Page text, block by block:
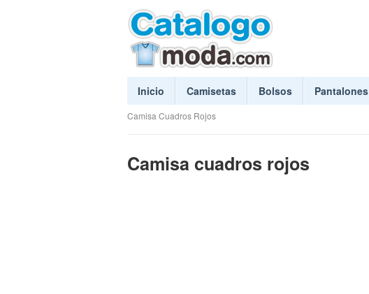
Inicio Camisetas Bolsos Pantalones
Camisa Cuadros Rojos
Camisa cuadros rojos